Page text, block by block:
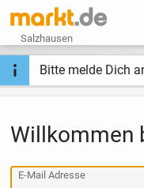
Salzhausen
Bitte melde Dich
Willkommen
E-Mail Adresse